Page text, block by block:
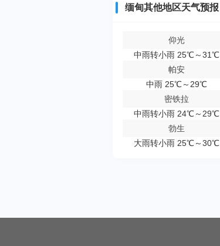
缅甸其他地区天气预报
仰光
中雨转小雨 25℃～31℃
帕安
中雨 25℃～29℃
密铁拉
中雨转小雨 24℃～29℃
勃生
大雨转小雨 25℃～30℃